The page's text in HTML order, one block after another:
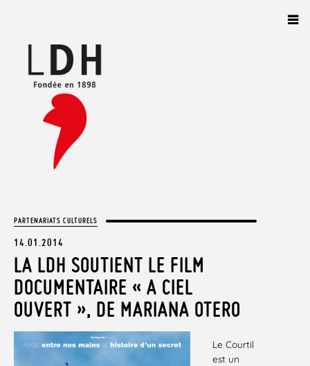
PARTENARIATS CULTURELS
14.01.2014
LA LDH SOUTIENT LE FILM
DOCUMENTAIRE « A CIEL
OUVERT », DE MARIANA OTERO
Le Courtil
est un